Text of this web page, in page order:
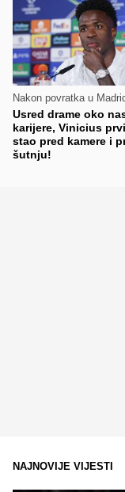
Nakon povratka u
Usred drame oko
karijere, Vinicius
stao pred kamere i
šutnju!
NAJNOVIJE VIJESTI